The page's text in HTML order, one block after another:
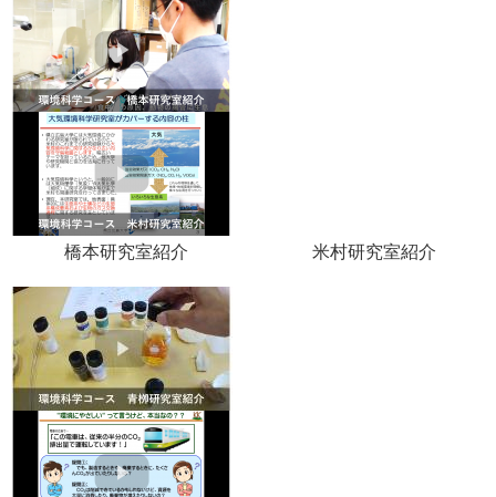
橋本研究室紹介 米村研究室紹介